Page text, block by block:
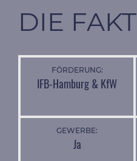
DIE
FÖRDERUNG:
IFB-Hamburg & KfW
GEWERBE:
Ja